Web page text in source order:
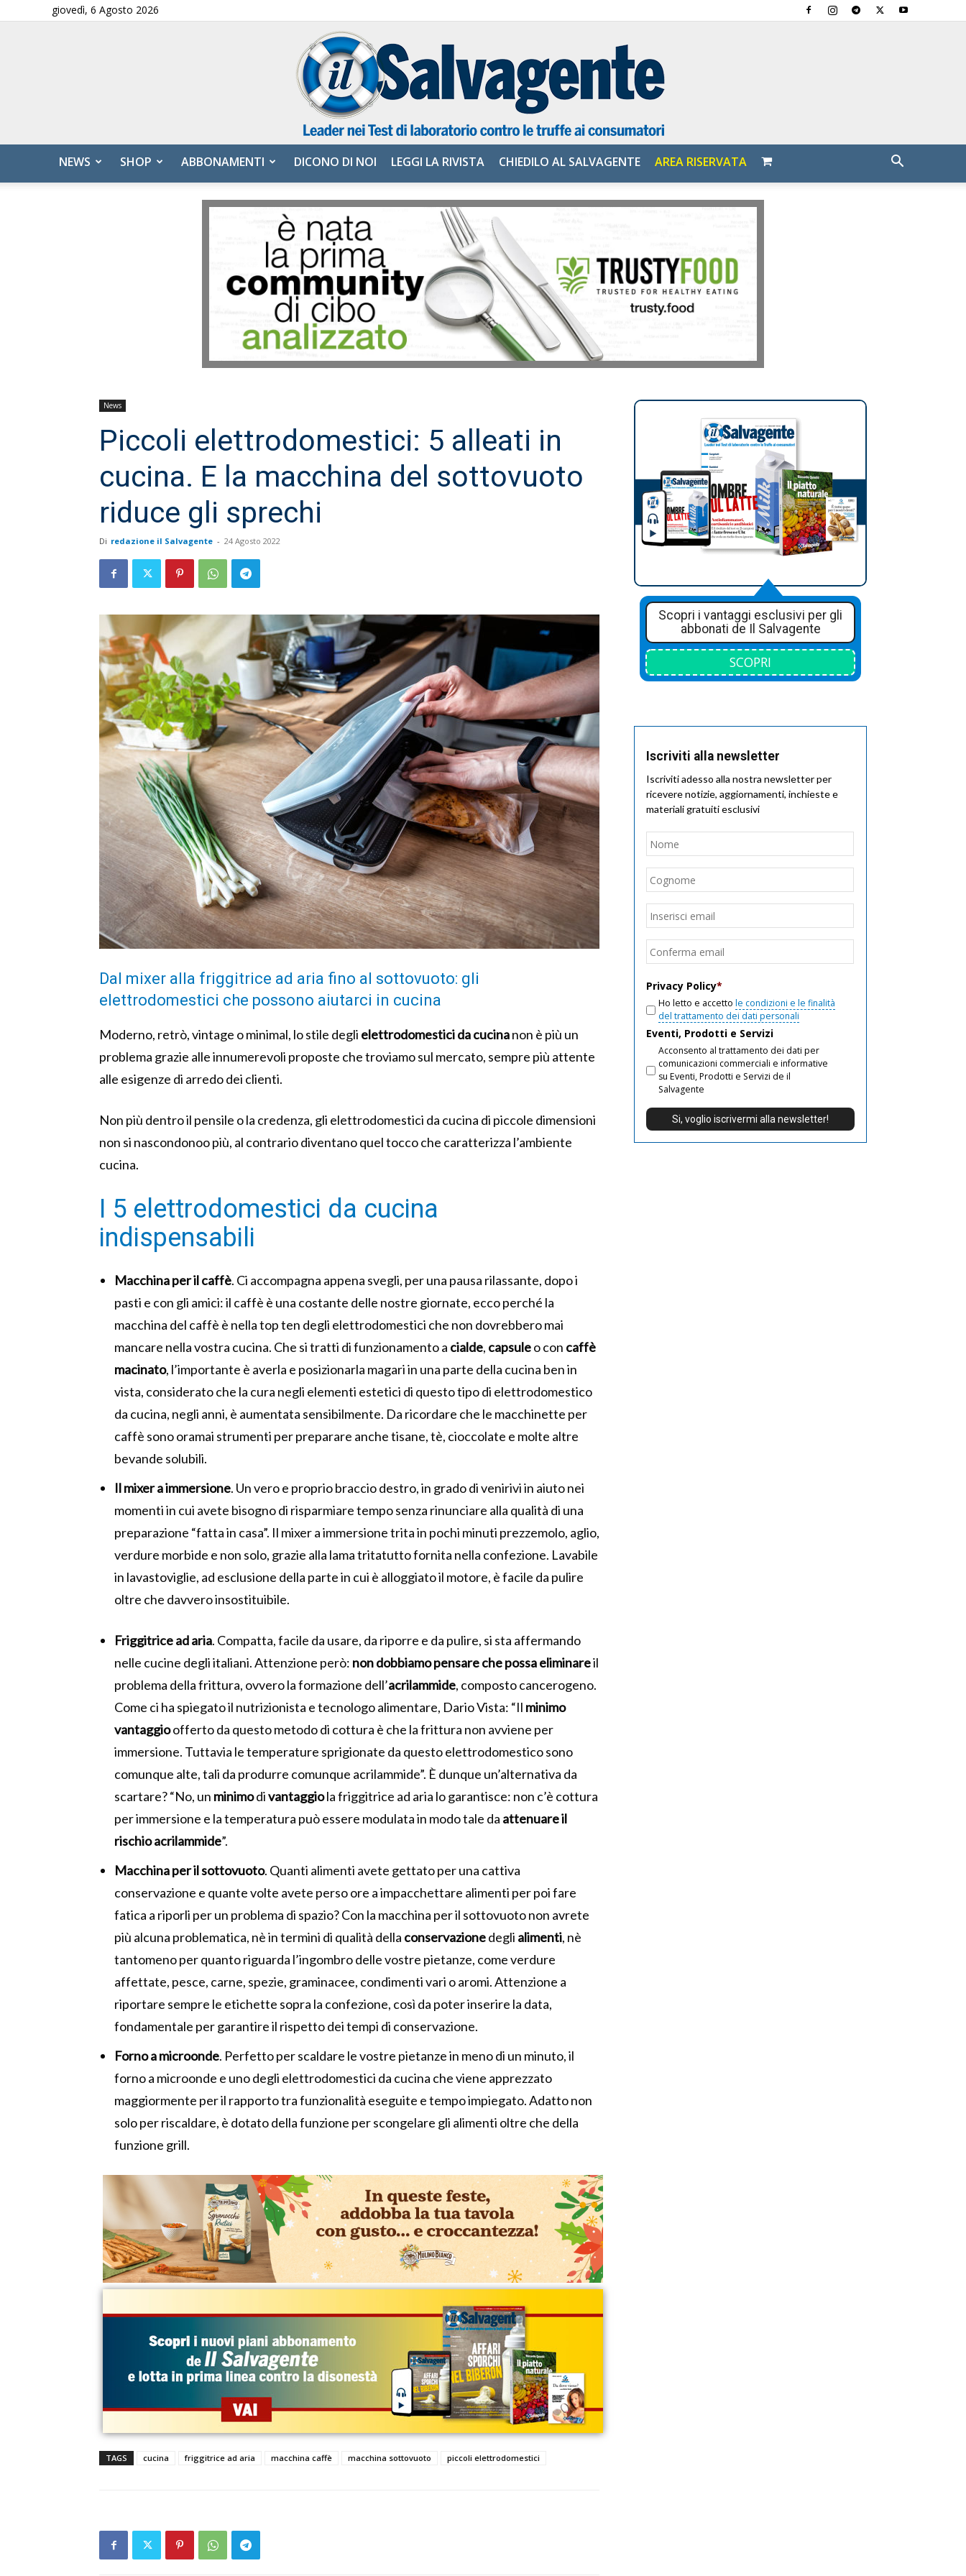
giovedì, 6 Agosto 2026
Salvagente
NEWS SHOP ABBONAMENTI DICONO DI NOI LEGGI LA RIVISTA CHIEDILO AL SALVAGENTE AREA RISERVATA
News
Piccoli elettrodomestici: 5 alleati in
cucina. E la macchina del sottovuoto
riduce gli sprechi
Di redazione il Salvagente - 24 Agosto 2022
Dal mixer alla friggitrice ad aria fino al sottovuoto: gli
elettrodomestici che possono aiutarci in cucina
Moderno, retrò, vintage o minimal, lo stile degli elettrodomestici da cucinanon è più un
problema grazie alle innumerevoli proposte che troviamo sul mercato, sempre più attente
alle esigenze di arredo dei clienti.
Non più dentro il pensile o la credenza, gli elettrodomestici da cucina di piccole dimensioni
non si nascondonoo più, al contrario diventano quel tocco che caratterizza l’ambiente
cucina.
I 5 elettrodomestici da cucina
indispensabili
Macchina per il caffè. Ci accompagna appena svegli, per una pausa rilassante, dopo i
pasti e con gli amici: il caffè è una costante delle nostre giornate, ecco perché la
macchina del caffè è nella top ten degli elettrodomestici che non dovrebbero mai
mancare nella vostra cucina. Che si tratti di funzionamento a cialde, capsuleo con caffè
macinato, l’importante è averla e posizionarla magari in una parte della cucina ben in
vista, considerato che la cura negli elementi estetici di questo tipo di elettrodomestico
da cucina, negli anni, è aumentata sensibilmente. Da ricordare che le macchinette per
caffè sono oramai strumenti per preparare anche tisane, tè, cioccolate e molte altre
bevande solubili.
Il mixer a immersione. Un vero e proprio braccio destro, in grado di venirivi in aiuto nei
momenti in cui avete bisogno di risparmiare tempo senza rinunciare alla qualità di una
preparazione “fatta in casa”. Il mixer a immersione trita in pochi minuti prezzemolo, aglio,
verdure morbide e non solo, grazie alla lama tritatutto fornita nella confezione. Lavabile
in lavastoviglie, ad esclusione della parte in cui è alloggiato il motore, è facile da pulire
oltre che davvero insostituibile.
Friggitrice ad aria. Compatta, facile da usare, da riporre e da pulire, si sta affermando
nelle cucine degli italiani. Attenzione però: non dobbiamo pensare che possa eliminareil
problema della frittura, ovvero la formazione dell’acrilammide, composto cancerogeno.
Come ci ha spiegato il nutrizionista e tecnologo alimentare, Dario Vista: “Il minimo
vantaggioofferto da questo metodo di cottura è che la frittura non avviene per
immersione. Tuttavia le temperature sprigionate da questo elettrodomestico sono
comunque alte, tali da produrre comunque acrilammide”. È dunque un’alternativa da
scartare? “No, un minimodivantaggiola friggitrice ad aria lo garantisce: non c’è cottura
per immersione e la temperatura può essere modulata in modo tale da attenuare il
rischio acrilammide”.
Macchina per il sottovuoto. Quanti alimenti avete gettato per una cattiva
conservazione e quante volte avete perso ore a impacchettare alimenti per poi fare
fatica a riporli per un problema di spazio? Con la macchina per il sottovuoto non avrete
più alcuna problematica, nè in termini di qualità della conservazionedegli alimenti, nè
tantomeno per quanto riguarda l’ingombro delle vostre pietanze, come verdure
affettate, pesce, carne, spezie, graminacee, condimenti vari o aromi. Attenzione a
riportare sempre le etichette sopra la confezione, così da poter inserire la data,
fondamentale per garantire il rispetto dei tempi di conservazione.
Forno a microonde. Perfetto per scaldare le vostre pietanze in meno di un minuto, il
forno a microonde e uno degli elettrodomestici da cucina che viene apprezzato
maggiormente per il rapporto tra funzionalità eseguite e tempo impiegato. Adatto non
solo per riscaldare, è dotato della funzione per scongelare gli alimenti oltre che della
funzione grill.
TAGS cucina friggitrice ad aria macchina caffè macchina sottovuoto piccoli elettrodomestici
Scopri i vantaggi esclusivi per gli
abbonati de Il Salvagente
SCOPRI
Iscriviti alla newsletter
Iscriviti adesso alla nostra newsletter per
ricevere notizie, aggiornamenti, inchieste e
materiali gratuiti esclusivi
Nome
Email
Privacy Policy*
Ho letto e accetto le condizioni e le finalità
del trattamento dei dati personali
Eventi, Prodotti e Servizi
Acconsento al trattamento dei dati per
comunicazioni commerciali e informative
su Eventi, Prodotti e Servizi de il
Salvagente